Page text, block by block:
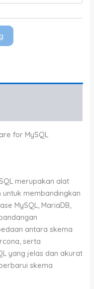
for MySQL
merupakan alat
membandingkan
MySQL, MariaDB,
antara skema
serta
yang jelas dan akurat
skema